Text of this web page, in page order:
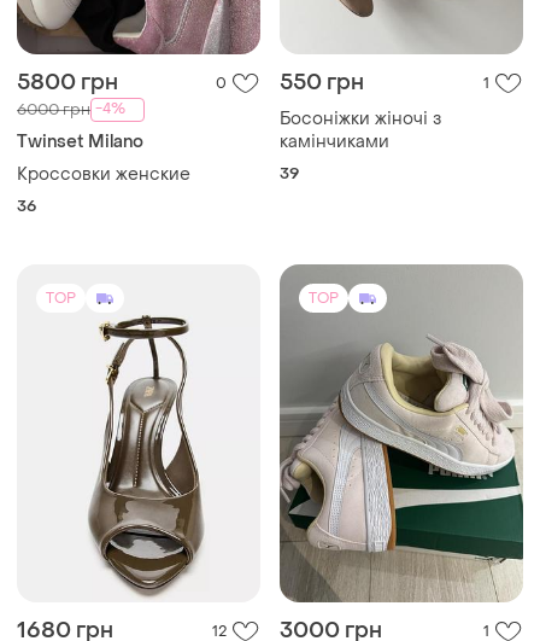
5800 грн 0
6000 грн -4%
Twinset Milano
Кроссовки женские
36
550 грн 1
Босоніжки жіночі з
камінчиками
39
TOP
1680 грн 12
TOP
3000 грн 1